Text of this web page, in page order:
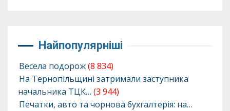
Найпопулярніші
Весела подорож(8 834)
На Тернопільщині затримали заступника
начальника ТЦК… (3 944)
Печатки, авто та чорнова бухгалтерія: на…